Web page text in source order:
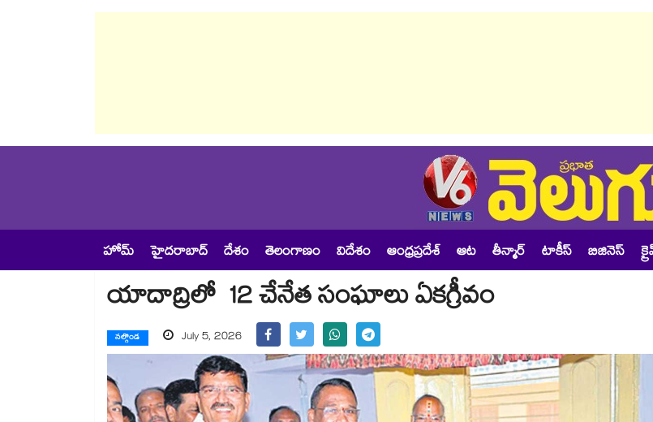
హోమ్ హైదరాబాద్ దేశం తెలంగాణం విదేశం ఆంధ్రప్రదేశ్ ఆట తీన్మార్ టాకీస్ బిజినెస్
యాదాద్రిలో 12 చేనేత సంఘాలు ఏకగ్రీవం
నల్గొండ July 5, 2026